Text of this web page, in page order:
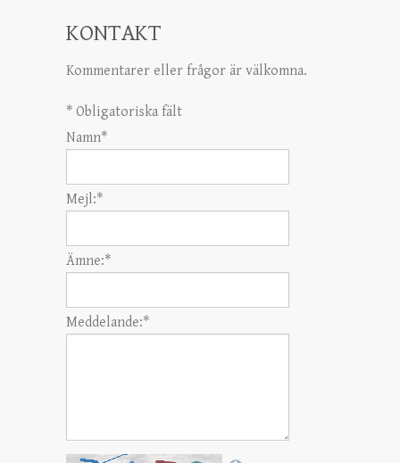
KONTAKT
Kommentarer eller frågor är välkomna.
* Obligatoriska fält
Namn*
Mejl:*
Ämne:*
Meddelande:*